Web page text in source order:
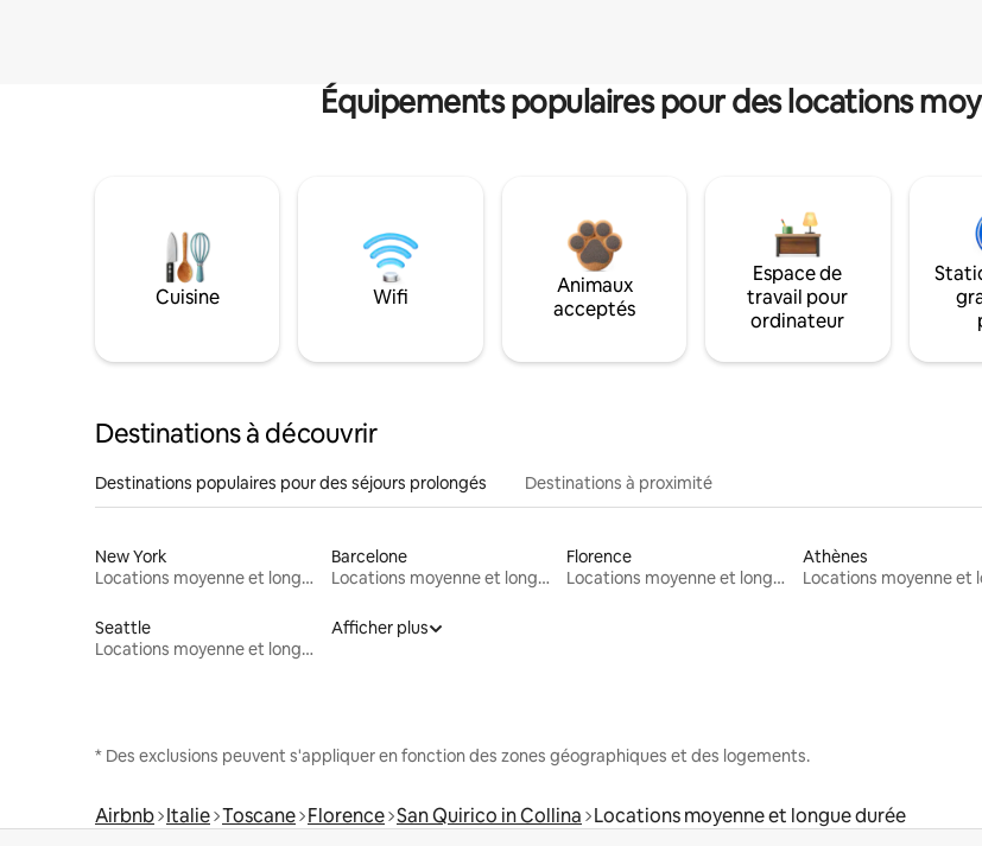
Équipements populaires pour des locations
Cuisine Wifi
Animaux
acceptés
Espace de
travail pour
ordinateur
Destinations à découvrir
Destinations populaires pour des séjours prolongés Destinations à proximité
New York
Locations moyenne et longue durée
Barcelone
Locations moyenne et longue durée
Florence
Locations moyenne et longue durée
Athènes
Seattle
Locations moyenne et longue durée
Afficher plus
* Des exclusions peuvent s'appliquer en fonction des zones géographiques et des logements.
Airbnb Italie Toscane Florence San Quirico in Collina Locations moyenne et longue durée